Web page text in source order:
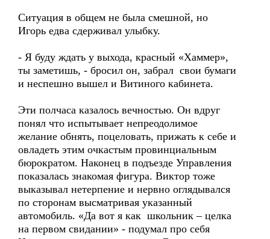
Ситуация в общем не была смешной, но
Игорь едва сдерживал улыбку.
- Я буду ждать у выхода, красный «Хаммер»,
ты заметишь, - бросил он, забрал свои бумаги
и неспешно вышел и Витиного кабинета.
Эти полчаса казалось вечностью. Он вдруг
понял что испытывает непреодолимое
желание обнять, поцеловать, прижать к себе и
овладеть этим очкастым провинциальным
бюрократом. Наконец в подъезде Управления
показалась знакомая фигура. Виктор тоже
выказывал нетерпение и нервно оглядывался
по сторонам высматривая указанный
автомобиль. «Да вот я как школьник – целка
на первом свидании» - подумал про себя